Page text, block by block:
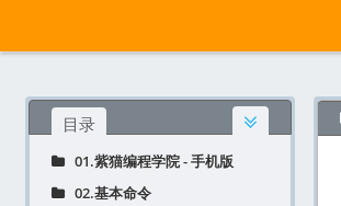
目录
01.紫猫编程学院 - 手机版
02.基本命令